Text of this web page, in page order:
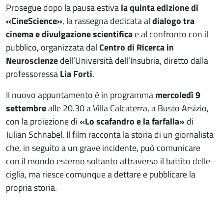
Prosegue dopo la pausa estivala quinta edizione di
«CineScience», la rassegna dedicata aldialogo tra
cinema e divulgazione scientificae al confronto con il
pubblico, organizzata dalCentro di Ricerca in
Neuroscienzedell’Università dell’Insubria, diretto dalla
professoressaLia Forti.
Il nuovo appuntamento è in programmamercoledì 9
settembrealle 20.30 a Villa Calcaterra, a Busto Arsizio,
con la proiezione di«Lo scafandro e la farfalla» di
Julian Schnabel. Il film racconta la storia di un giornalista
che, in seguito a un grave incidente, può comunicare
con il mondo esterno soltanto attraverso il battito delle
ciglia, ma riesce comunque a dettare e pubblicare la
propria storia.